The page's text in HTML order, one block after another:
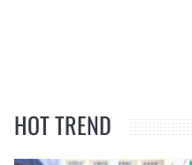
HOT TREND